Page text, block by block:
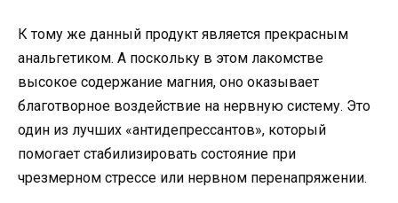
К тому же данный продукт является прекрасным
анальгетиком. А поскольку в этом лакомстве
высокое содержание магния, оно оказывает
благотворное воздействие на нервную систему. Это
один из лучших «антидепрессантов», который
помогает стабилизировать состояние при
чрезмерном стрессе или нервном перенапряжении.